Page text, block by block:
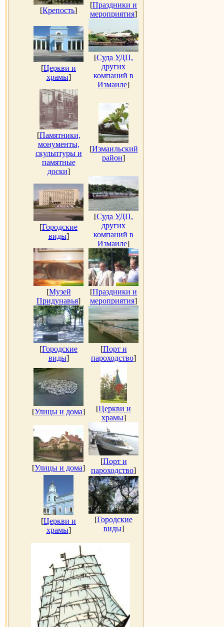
[Крепость]
[Праздники и
мероприятия]
[Церкви и
храмы]
[Суда УДП,
других
компаний в
Измаиле]
[Памятники,
монументы,
скульптуры и
памятные
доски]
[Измаильский
район]
[Городские
виды]
[Суда УДП,
других
компаний в
Измаиле]
[Музей
Придунавья]
[Праздники и
мероприятия]
[Городские
виды]
[Порт и
пароходство]
[Улицы и дома] [Церкви и
храмы]
[Улицы и дома]
[Порт и
пароходство]
[Церкви и
храмы]
[Городские
виды]